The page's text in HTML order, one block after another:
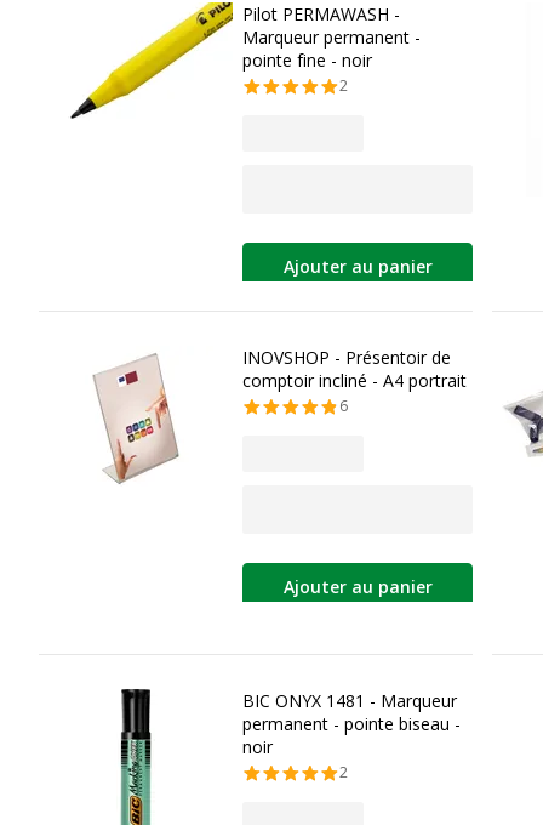
Pilot PERMAWASH -
Marqueur permanent -
pointe fine - noir
2
Ajouter au panier
INOVSHOP - Présentoir de
comptoir incliné - A4 portrait
6
Ajouter au panier
BIC ONYX 1481 - Marqueur
permanent - pointe biseau -
noir
2